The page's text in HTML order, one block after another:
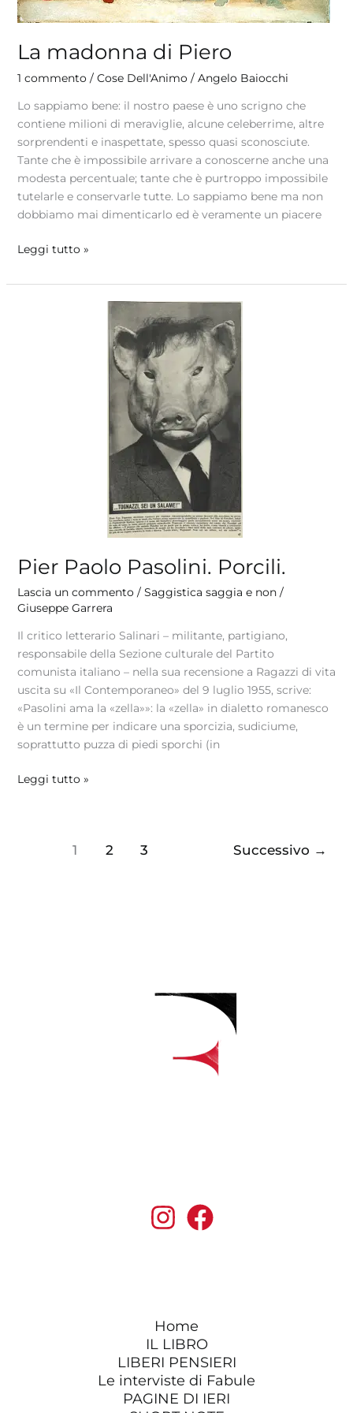
La madonna di Piero
1 commento / Cose Dell'Animo/ Angelo Baiocchi
Lo sappiamo bene: il nostro paese è uno scrigno che
contiene milioni di meraviglie, alcune celeberrime, altre
sorprendenti e inaspettate, spesso quasi sconosciute.
Tante che è impossibile arrivare a conoscerne anche una
modesta percentuale; tante che è purtroppo impossibile
tutelarle e conservarle tutte. Lo sappiamo bene ma non
dobbiamo mai dimenticarlo ed è veramente un piacere
Leggi tutto »
Pier Paolo Pasolini. Porcili.
Lascia un commento / Saggistica saggia e non/
Giuseppe Garrera
Il critico letterario Salinari – militante, partigiano,
responsabile della Sezione culturale del Partito
comunista italiano – nella sua recensione a Ragazzi di vita
uscita su «Il Contemporaneo» del 9 luglio 1955, scrive:
«Pasolini ama la «zella»»: la «zella» in dialetto romanesco
è un termine per indicare una sporcizia, sudiciume,
soprattutto puzza di piedi sporchi (in
Leggi tutto »
1 2 3 Successivo →
Home
IL LIBRO
LIBERI PENSIERI
Le interviste di Fabule
PAGINE DI IERI